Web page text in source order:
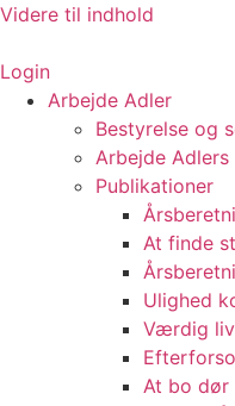
Videre til indhold
Login
Arbejde Adler
Bestyrelse og
Arbejde
Publikationer
At finde
Ulighed
Værdig
At bo dør